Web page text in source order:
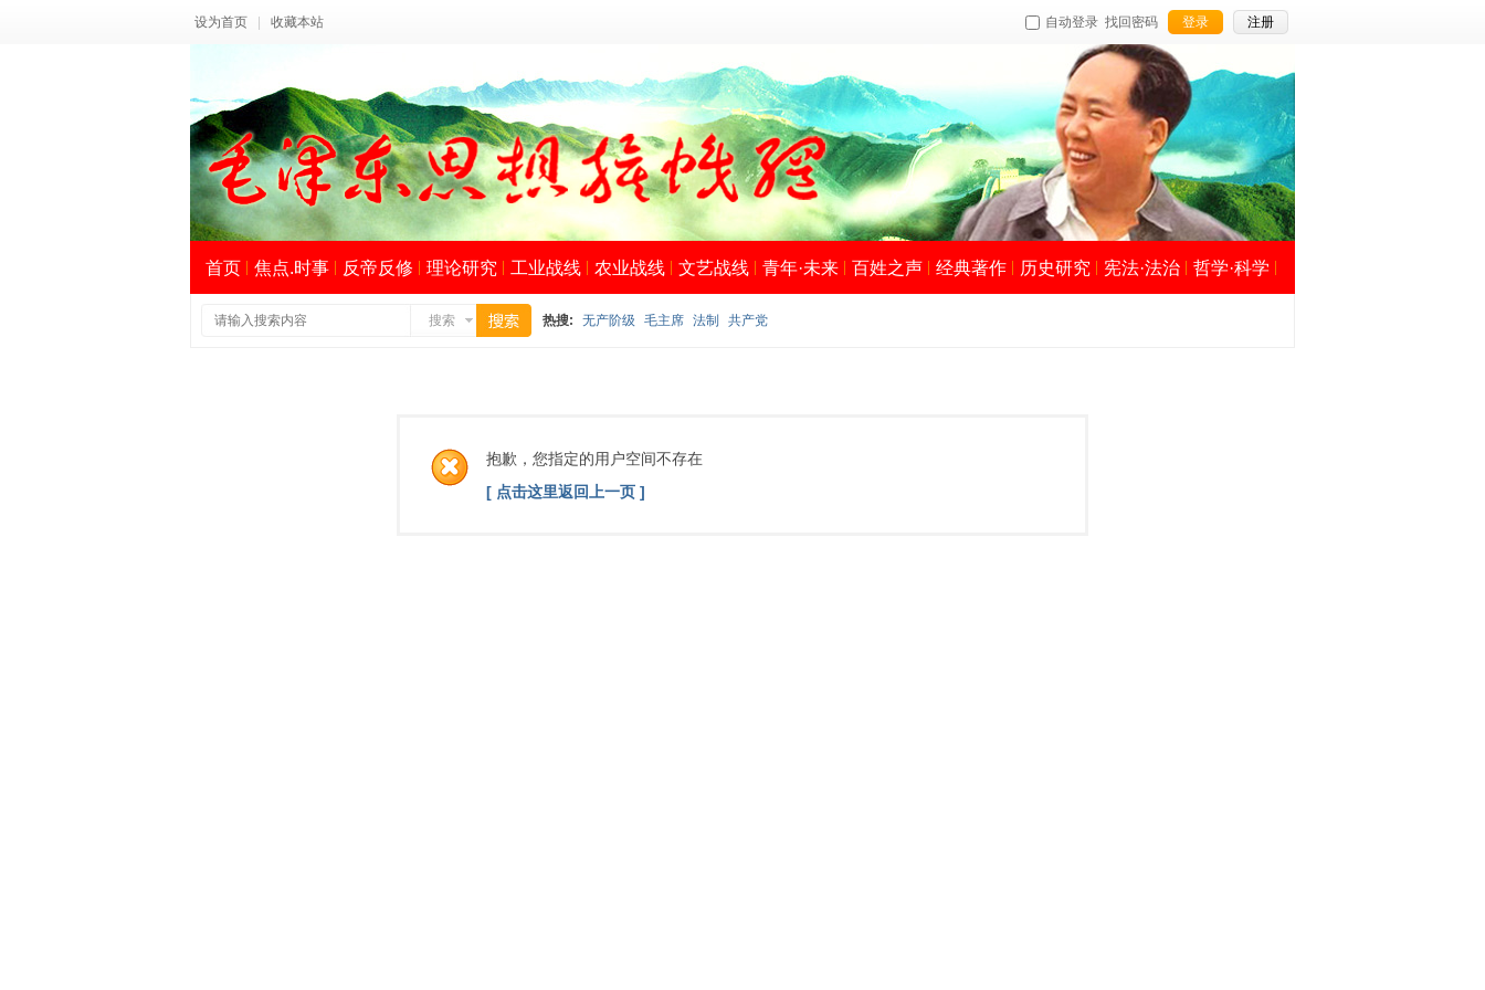
设为首页 收藏本站 自动登录 找回密码 登录 注册
首页 焦点.时事 反帝反修 理论研究 工业战线 农业战线 文艺战线 青年·未来 百姓之声 经典著作 历史研究 宪法·法治 哲学·科学
搜索
索
热搜: 无产阶级 毛主席 法制 共产党
抱歉，您指定的用户空间不存在
[ 点击这里返回上一页 ]